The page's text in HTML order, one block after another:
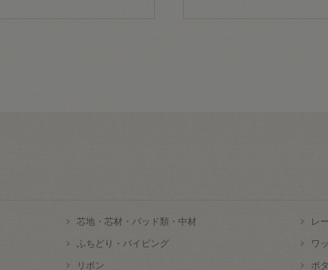
芯地・芯材・パッド類・中材 レ
ふちどり・パイピング ワ
リボン ボ